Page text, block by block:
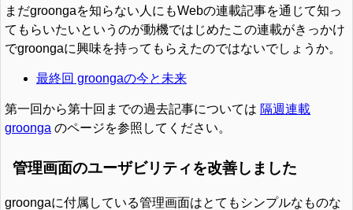
まだgroongaを知らない人にもWebの連載記事を通じて知っ
てもらいたいというのが動機ではじめたこの連載がきっかけ
でgroongaに興味を持ってもらえたのではないでしょうか。
最終回 groongaの今と未来
第一回から第十回までの過去記事については 隔週連載
groonga のページを参照してください。
管理画面のユーザビリティを改善しました
groongaに付属している管理画面はとてもシンプルなものな